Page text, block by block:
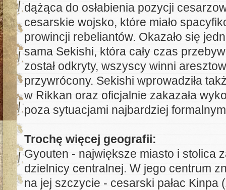
dążąca do osłabienia pozycji
cesarskie wojsko, które miało
prowincji rebeliantów. Okazało się
sama Sekishi, która cały czas
został odkryty, wszyscy winni
przywrócony. Sekishi wprowadziła
w Rikkan oraz oficjalnie zakazała
poza sytuacjami najbardziej
Trochę więcej geografii:
Gyouten - największe miasto i stolica
dzielnicy centralnej. W jego centrum
na jej szczycie - cesarski pałac Kinpa